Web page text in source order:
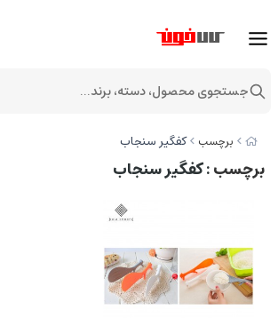
برچسب کفگیر سنجاب
برچسب: کفگیر سنجاب
جستجوی محصول، دسته، برند...